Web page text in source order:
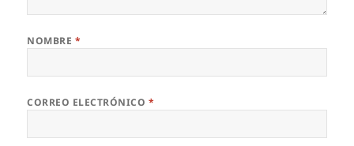
NOMBRE *
CORREO ELECTRÓNICO *